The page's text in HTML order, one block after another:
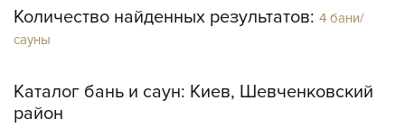
Количество найденных результатов: 4 бани/
сауны
Каталог бань и саун: Киев, Шевченковский
район